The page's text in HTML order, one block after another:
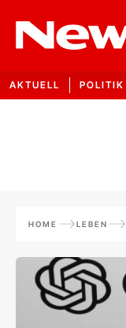
AKTUELL POLITIK
HOME LEBEN